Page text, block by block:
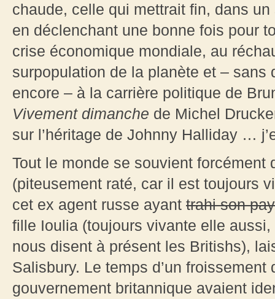
chaude, celle qui mettrait fin, dans
en déclenchant une bonne fois pour
crise économique mondiale, au
surpopulation de la planète et – sans
encore – à la carrière politique de
Vivement dimanche de Michel
sur l’héritage de Johnny Halliday …
Tout le monde se souvient forcément
(piteusement raté, car il est toujours
cet ex agent russe ayant trahi son
fille Ioulia (toujours vivante elle
nous disent à présent les Britishs),
Salisbury. Le temps d’un froissement
gouvernement britannique avaient